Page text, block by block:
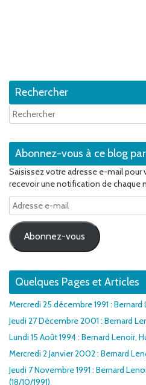
Rechercher
Abonnez-vous à ce blog
Saisissez votre adresse e-mail pour
recevoir une notification de chaque
Adresse
e-
mail
Abonnez-vous
Quelques Pages et Articles
Mercredi 25 décembre 1991 : Bernard
Jeudi 27 Décembre 2001 : Bernard
Lundi 15 Août 1994 : Bernard Lenoir,
Mercredi 2 Janvier 2002 : Bernard
Jeudi 7 Novembre 1991 : Bernard
(18/10/1991)